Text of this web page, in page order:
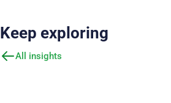
Keep exploring
All insights